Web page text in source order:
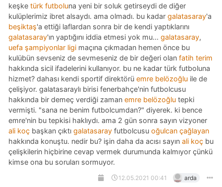
keşke türk futboluna yeni bir soluk getirseydi de diğer
kulüplerimiz ibret alsaydı. ama olmadı. bu kadar galatasaray'a
beşiktaş'a ettiği laflardan sonra bir de kendi yaptıklarını
galatasaray'ın yaptığını iddia etmesi yok mu... galatasaray,
uefa şampiyonlar ligi maçına çıkmadan hemen önce bu
kulübün sevseniz de sevmeseniz de bir değeri olan fatih terim
hakkında sicil ifadelerini kullanıyor. bu ne kadar türk futboluna
hizmet? dahası kendi sportif direktörü emre belözoğlu ile de
çelişiyor. galatasaraylı birisi fenerbahçe'nin futbolcusu
hakkında bir demeç verdiği zaman emre belözoğlu tepki
vermişti. "sana ne benim futbolcumdan?" diyerek. ki bence
emre'nin bu tepkisi haklıydı. ama 2 gün sonra sayın vizyoner
ali koç başkan çıktı galatasaray futbolcusu oğulcan çağlayan
hakkında konuştu. nedir bu? işin daha da acısı sayın ali koç bu
çelişkilerin hiçbirine cevap vermek durumunda kalmıyor çünkü
kimse ona bu soruları sormuyor.
12.05.2021 00:41 arda